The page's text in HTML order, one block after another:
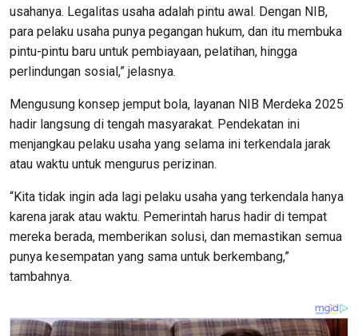
usahanya. Legalitas usaha adalah pintu awal. Dengan NIB,
para pelaku usaha punya pegangan hukum, dan itu membuka
pintu-pintu baru untuk pembiayaan, pelatihan, hingga
perlindungan sosial,” jelasnya.
Mengusung konsep jemput bola, layanan NIB Merdeka 2025
hadir langsung di tengah masyarakat. Pendekatan ini
menjangkau pelaku usaha yang selama ini terkendala jarak
atau waktu untuk mengurus perizinan.
“Kita tidak ingin ada lagi pelaku usaha yang terkendala hanya
karena jarak atau waktu. Pemerintah harus hadir di tempat
mereka berada, memberikan solusi, dan memastikan semua
punya kesempatan yang sama untuk berkembang,”
tambahnya.